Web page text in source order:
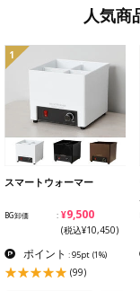
人気商
1
スマートウォーマー
BG卸価 ¥9,500
(税込¥10,450)
ポイント : 95pt (1%)
(99)